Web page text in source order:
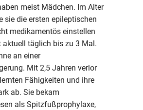
meist Mädchen. Im Alter
sie die ersten epileptischen
medikamentös einstellen
aktuell täglich bis zu 3 Mal.
an einer
Mit 2,5 Jahren verlor
Fähigkeiten und ihre
ab. Sie bekam
als Spitzfußprophylaxe,